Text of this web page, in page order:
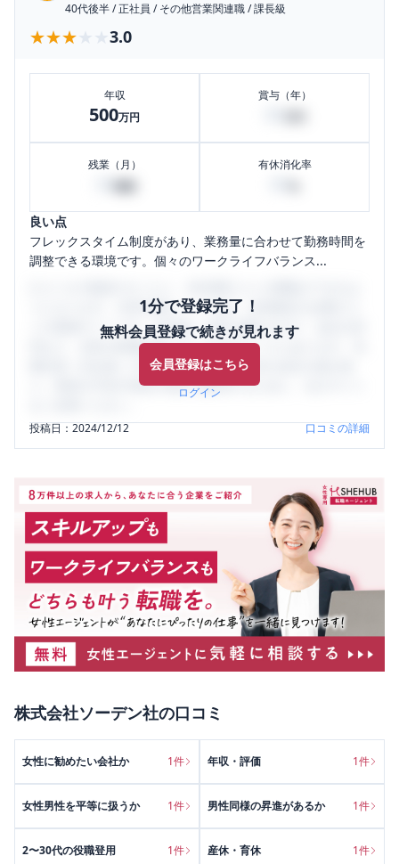
40代後半/正社員 /その他営業関連職/課長級
★★★★★
★★★★★ 3.0
年収
500万円
賞与（年）
残業（月） 有休消化率
良い点
フレックスタイム制度があり、業務量に合わせて勤務時間を
調整できる環境です。個々のワークライフバランス...
1分で登録完了！
無料会員登録で続きが見れます
会員登録はこちら
ログイン
うになります。SHEHUB(シーハブ)は、女性限定の企業口コ
ミの投稿サイトです。給与面・女性の働きやすさ・会社の評
判など、女性の転職は気にすべき点がたくさんあります。先
輩社員（元社員）の口コミを通して、本当の会社の姿を知
り、将来の不安や現在の悩みを解消するために、ぜひサイト
投稿日：2024/12/12 口コミの詳細
株式会社ソーデン社の口コミ
女性に勧めたい会社か 1件 年収・評価 1件
女性男性を平等に扱うか 1件 男性同様の昇進があるか 1件
2〜30代の役職登用 1件 産休・育休 1件